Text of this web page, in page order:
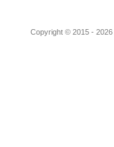
Copyright © 2015 - 2026